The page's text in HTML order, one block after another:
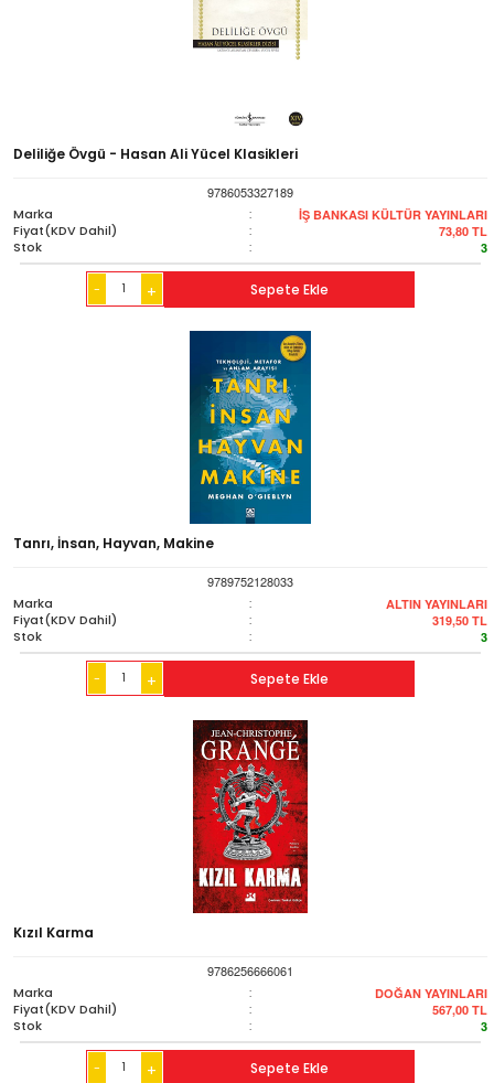
Deliliğe Övgü - Hasan Ali Yücel Klasikleri
9786053327189
Marka
: İŞ BANKASI KÜLTÜR YAYINLARI
Fiyat(KDV Dahil) : 73,80 TL
Stok : 3
- + Sepete Ekle
Tanrı, İnsan, Hayvan, Makine
9789752128033
Marka
: ALTIN YAYINLARI
Fiyat(KDV Dahil) : 319,50 TL
Stok : 3
- + Sepete Ekle
Kızıl Karma
9786256666061
Marka
: DOĞAN YAYINLARI
Fiyat(KDV Dahil) : 567,00 TL
Stok : 3
- + Sepete Ekle